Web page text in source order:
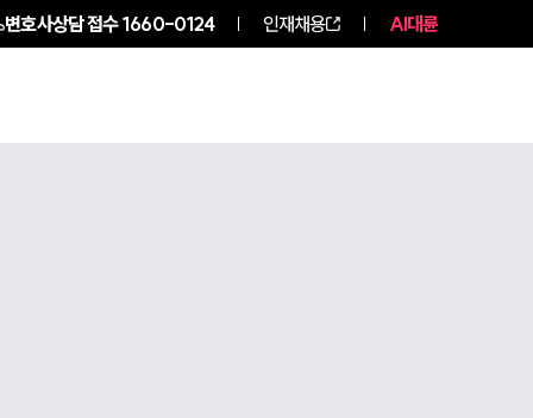
변호사상담 접수1660-0124 인재채용 AI대륜